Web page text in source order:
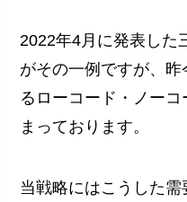
2022年4月に発表した
がその一例ですが、
るローコード・ノー
まっております。
当戦略にはこうした